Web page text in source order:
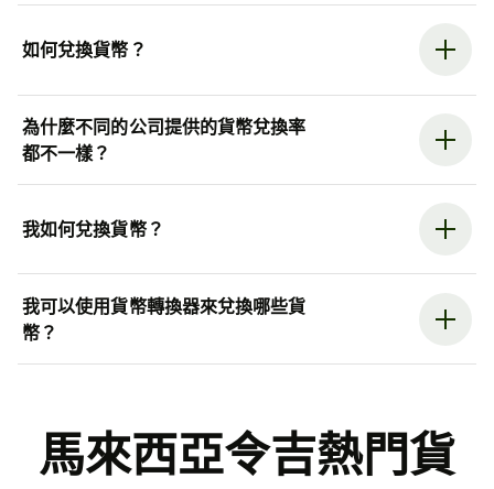
如何兌換貨幣？
為什麼不同的公司提供的貨幣兌換率
都不一樣？
我如何兌換貨幣？
我可以使用貨幣轉換器來兌換哪些貨
幣？
馬來西亞令吉熱門貨